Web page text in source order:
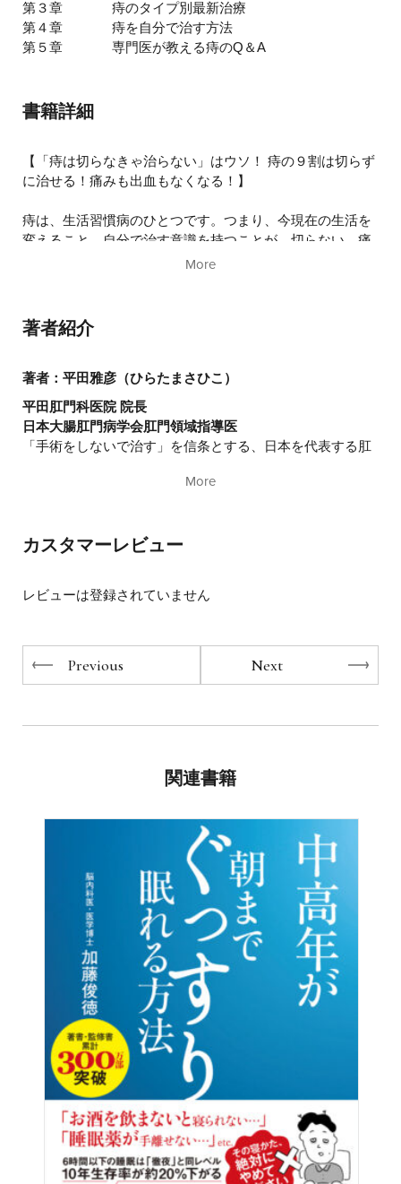
第３章
痔のタイプ別最新治療
第４章
痔を自分で治す方法
第５章
専門医が教える痔のQ＆A
書籍詳細
【「痔は切らなきゃ治らない」はウソ！ 痔の９割は切らず
に治せる！痛みも出血もなくなる！】
痔は、生活習慣病のひとつです。つまり、今現在の生活を
変えること、自分で治す意識を持つことが、切らない、痛
くない、繰り返さないための最も効果的な治療法。「血圧
る自分で痔を治す方法を、今日から始めていきましょう。
More
著者紹介
著者：平田雅彦（ひらたまさひこ）
平田肛門科医院 院長
日本大腸肛門病学会肛門領域指導医
「手術をしないで治す」を信条とする、日本を代表する肛
義塾大学医学部外科学教室に入局し、一般外科を研修。
となる。1987年に東京・青山にある平田肛門科医院の３代
フィズス生菌投与、排便イメージトレーニングなどをおこ
除せずに縮小させる「ICG併用半導体レーザー照射法」を
全国に先駆けて導入したパイオニアでもある。著書に『新
版 痔の最新治療』（主婦の友社）、『痔の９割は自分で治
どがある。
日本大腸肛門病学会 肛門領域 専門医
日本消化器内視鏡学会 専門医
2009年に筑波大学医学専門学群卒業後、東京大学大腸肛門
外科へ入局。2018年に東京山手メディカルセンター大腸肛
門病センターに出向し、大腸肛門病の専門医としての豊富
な臨床経験を積む。2020年、東京大学大学院医学系研究科
外科学専攻医学博士課程修了。2022年より平田肛門科医院
に４代目として勤務。腸内環境を整えることで肛門疾患の
悩みから解放されるだけでなく、総合的な健康増進を指導
している。
More
カスタマーレビュー
レビューは登録されていません
Previous Next
関連書籍